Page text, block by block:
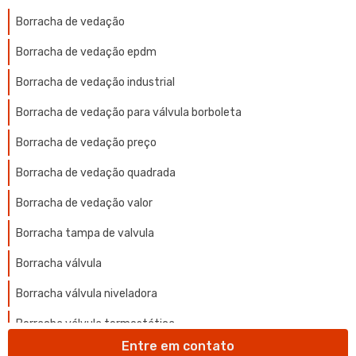
Borracha de vedação
Borracha de vedação epdm
Borracha de vedação industrial
Borracha de vedação para válvula borboleta
Borracha de vedação preço
Borracha de vedação quadrada
Borracha de vedação valor
Borracha tampa de valvula
Borracha válvula
Borracha válvula niveladora
Borracha válvula termostática
Entre em contato